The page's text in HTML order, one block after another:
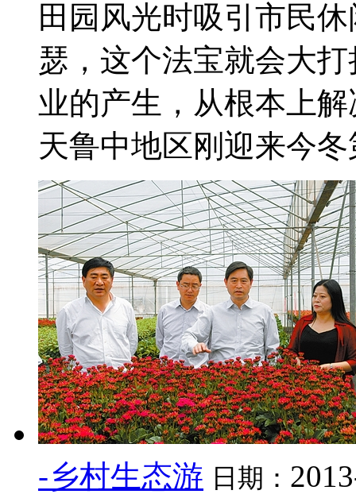
田园风光时吸引市民
瑟，这个法宝就会大
业的产生，从根本上
天鲁中地区刚迎来今冬
-乡村生态游 日期：